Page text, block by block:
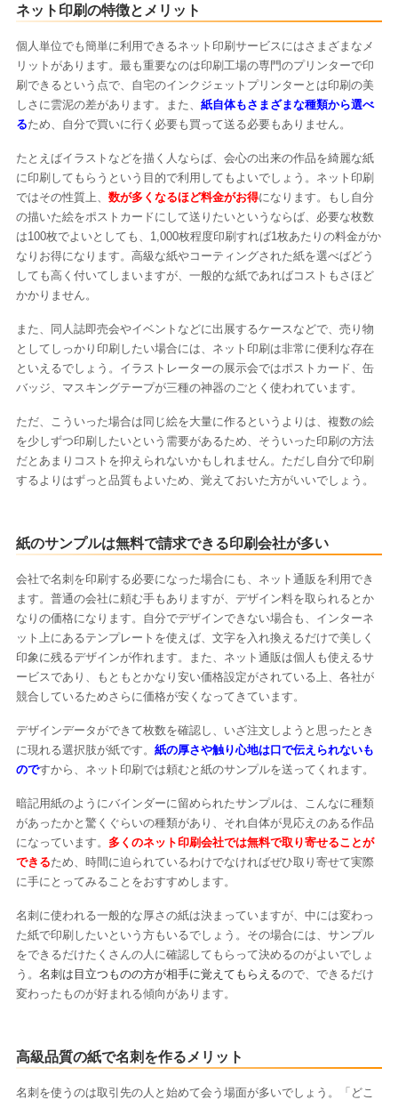
ネット印刷の特徴とメリット
個人単位でも簡単に利用できるネット印刷サービスにはさまざまなメ
リットがあります。最も重要なのは印刷工場の専門のプリンターで印
刷できるという点で、自宅のインクジェットプリンターとは印刷の美
しさに雲泥の差があります。また、 紙自体もさまざまな種類から選べ
るため、自分で買いに行く必要も買って送る必要もありません。
たとえばイラストなどを描く人ならば、会心の出来の作品を綺麗な紙
に印刷してもらうという目的で利用してもよいでしょう。ネット印刷
ではその性質上、 数が多くなるほど料金がお得になります。もし自分
の描いた絵をポストカードにして送りたいというならば、必要な枚数
は100枚でよいとしても、1,000枚程度印刷すれば1枚あたりの料金がか
なりお得になります。高級な紙やコーティングされた紙を選べばどう
しても高く付いてしまいますが、一般的な紙であればコストもさほど
かかりません。
また、同人誌即売会やイベントなどに出展するケースなどで、売り物
としてしっかり印刷したい場合には、ネット印刷は非常に便利な存在
といえるでしょう。イラストレーターの展示会ではポストカード、缶
バッジ、マスキングテープが三種の神器のごとく使われています。
ただ、こういった場合は同じ絵を大量に作るというよりは、複数の絵
を少しずつ印刷したいという需要があるため、そういった印刷の方法
だとあまりコストを抑えられないかもしれません。ただし自分で印刷
するよりはずっと品質もよいため、覚えておいた方がいいでしょう。
紙のサンプルは無料で請求できる印刷会社が多い
会社で名刺を印刷する必要になった場合にも、ネット通販を利用でき
ます。普通の会社に頼む手もありますが、デザイン料を取られるとか
なりの価格になります。自分でデザインできない場合も、インターネ
ット上にあるテンプレートを使えば、文字を入れ換えるだけで美しく
印象に残るデザインが作れます。また、ネット通販は個人も使えるサ
ービスであり、もともとかなり安い価格設定がされている上、各社が
競合しているためさらに価格が安くなってきています。
デザインデータができて枚数を確認し、いざ注文しようと思ったとき
に現れる選択肢が紙です。 紙の厚さや触り心地は口で伝えられないも
のですから、ネット印刷では頼むと紙のサンプルを送ってくれます。
暗記用紙のようにバインダーに留められたサンプルは、こんなに種類
があったかと驚くぐらいの種類があり、それ自体が見応えのある作品
になっています。 多くのネット印刷会社では無料で取り寄せることが
できるため、時間に迫られているわけでなければぜひ取り寄せて実際
に手にとってみることをおすすめします。
名刺に使われる一般的な厚さの紙は決まっていますが、中には変わっ
た紙で印刷したいという方もいるでしょう。その場合には、サンプル
をできるだけたくさんの人に確認してもらって決めるのがよいでしょ
う。 名刺は目立つものの方が相手に覚えてもらえるので、できるだけ
変わったものが好まれる傾向があります。
高級品質の紙で名刺を作るメリット
名刺を使うのは取引先の人と始めて会う場面が多いでしょう。「どこ